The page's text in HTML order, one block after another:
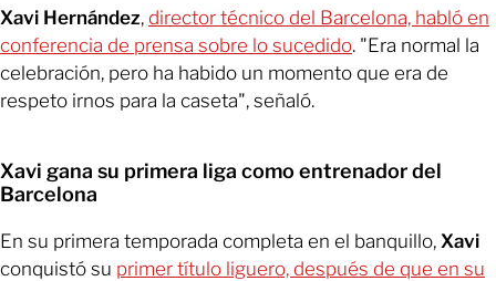
Xavi Hernández, director técnico del Barcelona, habló en
conferencia de prensa sobre lo sucedido. "Era normal la
celebración, pero ha habido un momento que era de
respeto irnos para la caseta", señaló.
Xavi gana su primera liga como entrenador del
Barcelona
En su primera temporada completa en el banquillo, Xavi
conquistó su primer título liguero, después de que en su